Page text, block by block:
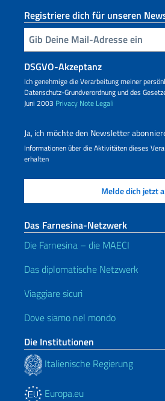
Registriere dich für unseren
Geben Sie Ihre E-Mail ein
DSGVO-Akzeptanz
Ich genehmige die Verarbeitung meiner
Datenschutz-Grundverordnung und des
Juni 2003 Privacy Note Legali
Ja, ich möchte den Newsletter
Informationen über die Aktivitäten dieses
erhalten
Das Farnesina-Netzwerk
Die Farnesina – die MAECI
Das diplomatische Netzwerk
Viaggiare sicuri
Dove siamo nel mondo
Die Institutionen
Italienische Regierung
Europa.eu